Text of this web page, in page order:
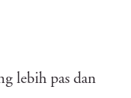
lebih pas dan